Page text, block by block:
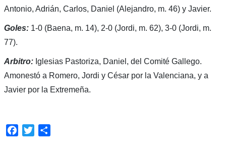
Antonio, Adrián, Carlos, Daniel (Alejandro, m. 46) y Javier.
Goles:1-0 (Baena, m. 14), 2-0 (Jordi, m. 62), 3-0 (Jordi, m.
77).
Arbitro:Iglesias Pastoriza, Daniel, del Comité Gallego.
Amonestó a Romero, Jordi y César por la Valenciana, y a
Javier por la Extremeña.
Facebook
Twitter